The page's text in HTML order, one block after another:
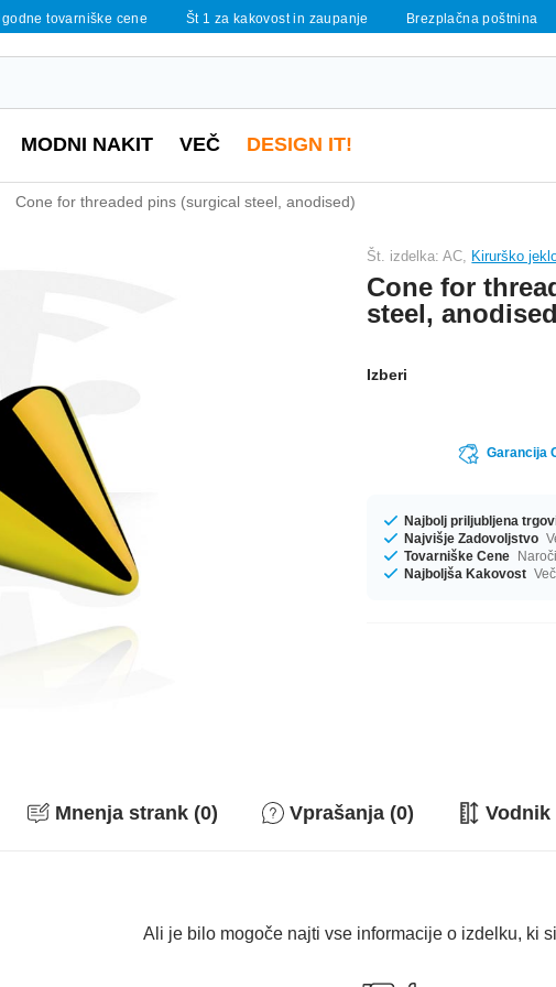
tovarniške cene Št 1 za kakovost in zaupanje Brezplačna poštnina
MODNI NAKIT VEČ DESIGN IT!
Cone for threaded pins (surgical steel, anodised)
Št. izdelka: AC, Kirurško jeklo
Cone for
steel,
Izberi
Garancija
Najbolj priljubljena
Najvišje Zadovoljstvo
Tovarniške Cene
Najboljša Kakovost
Mnenja strank (0) Vprašanja (0)
Ali je bilo mogoče najti vse informacije o izdelku, ki